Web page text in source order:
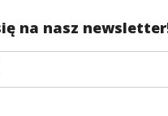
Polska Agencja
Muzyka Film Sztuka,
jest członkiem:
na nasz